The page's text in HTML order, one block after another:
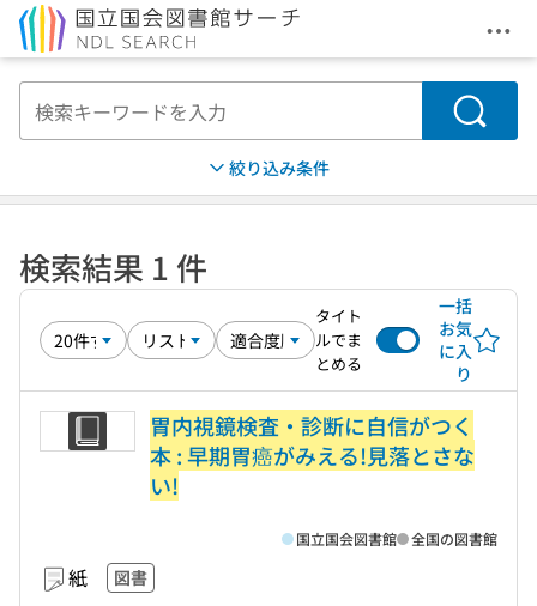
メ
検索
絞り込み条件
検索結果 1 件
タイト
ルでま
とめる
一括
お気
に入
り
胃内視鏡検査・診断に自信がつく
本 : 早期胃癌がみえる!見落とさな
い!
紙 図書
国立国会図書館 全国の図書館